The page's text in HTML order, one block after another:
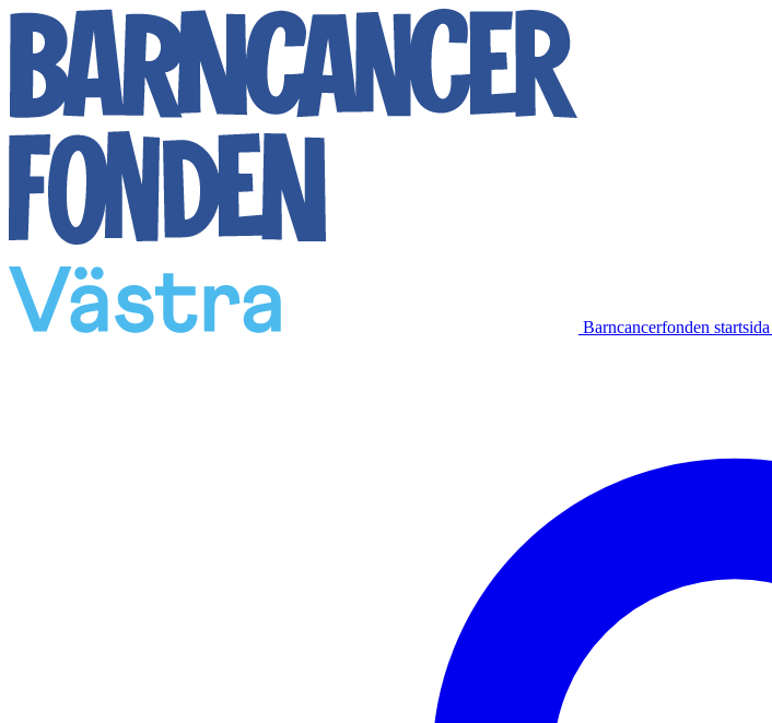
Barncancerfonden startsida